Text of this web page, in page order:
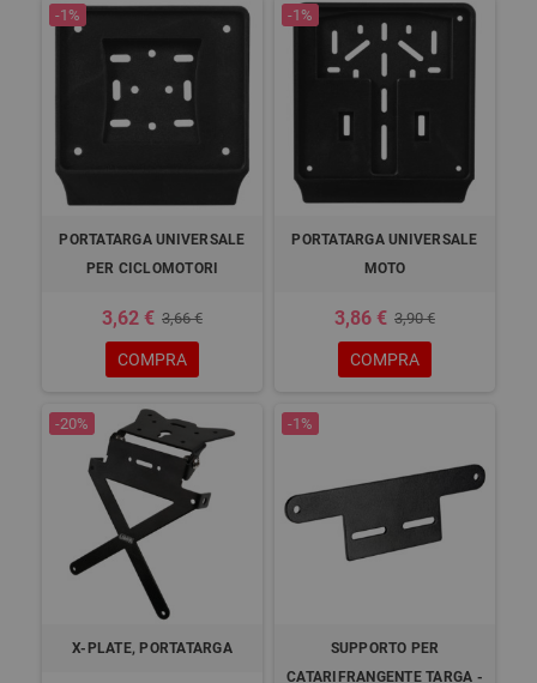
-1%
PORTATARGA UNIVERSALE
PER CICLOMOTORI
3,62 € 3,66 €
COMPRA
-1%
PORTATARGA UNIVERSALE
MOTO
3,86 € 3,90 €
COMPRA
-20%
X-PLATE, PORTATARGA
-1%
SUPPORTO PER
CATARIFRANGENTE TARGA -